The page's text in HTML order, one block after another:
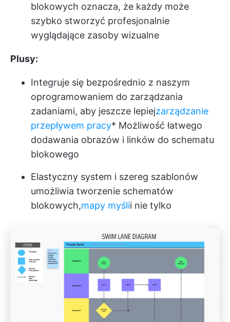
blokowych oznacza, że każdy może
szybko stworzyć profesjonalnie
wyglądające zasoby wizualne
Plusy:
Integruje się bezpośrednio z naszym
oprogramowaniem do zarządzania
zadaniami, aby jeszcze lepiejzarządzanie
przepływem pracy* Możliwość łatwego
dodawania obrazów i linków do schematu
blokowego
Elastyczny system i szereg szablonów
umożliwia tworzenie schematów
blokowych,mapy myślii nie tylko